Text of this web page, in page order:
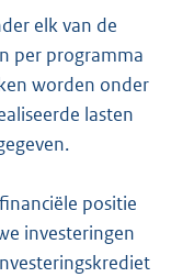
elk van de
per programma
worden onder
lasten
positie
investeringen